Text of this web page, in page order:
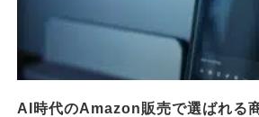
AI時代のAmazon販売で選ばれる